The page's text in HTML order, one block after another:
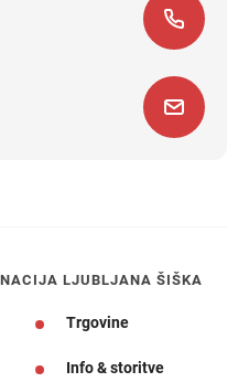
LJUBLJANA ŠIŠKA
Trgovine
Info & storitve